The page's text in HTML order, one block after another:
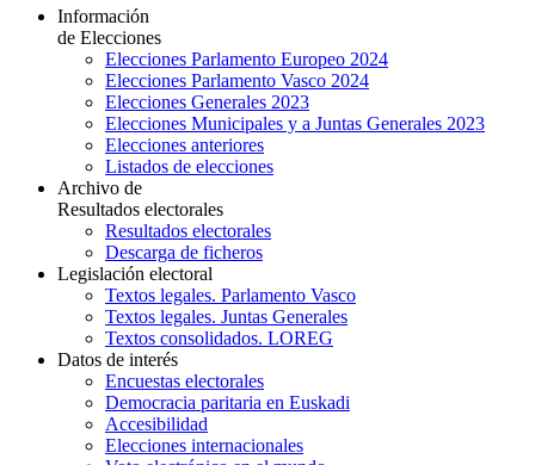
Información
de Elecciones
Elecciones Parlamento Europeo 2024
Elecciones Parlamento Vasco 2024
Elecciones Generales 2023
Elecciones Municipales y a Juntas Generales 2023
Elecciones anteriores
Listados de elecciones
Archivo de
Resultados electorales
Resultados electorales
Descarga de ficheros
Legislación electoral
Textos legales. Parlamento Vasco
Textos legales. Juntas Generales
Textos consolidados. LOREG
Datos de interés
Encuestas electorales
Democracia paritaria en Euskadi
Accesibilidad
Elecciones internacionales